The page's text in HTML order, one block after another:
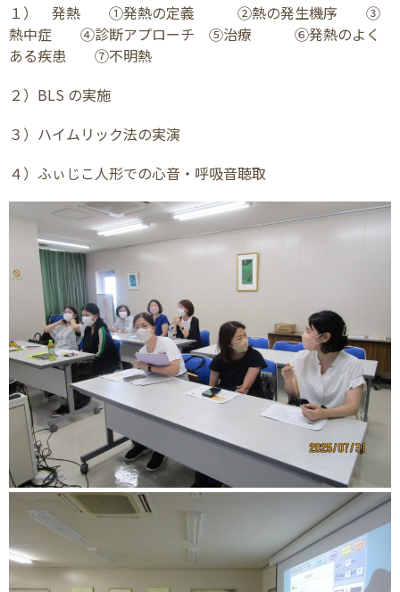
１） 発熱 ①発熱の定義 ②熱の発生機序 ③
熱中症 ④診断アプローチ ⑤治療 ⑥発熱のよく
ある疾患 ⑦不明熱
２） BLS の実施
３）ハイムリック法の実演
４）ふぃじこ人形での心音・呼吸音聴取